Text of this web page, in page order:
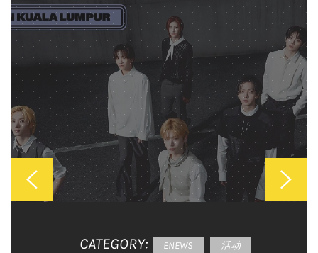
CATEGORY: ENEWS 活动
CATEGORY: ENEWS 活动
CATEGORY: ENEWS 活动
CATEGORY: ENEWS 活动